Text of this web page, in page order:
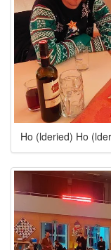
Ho (lderied) Ho